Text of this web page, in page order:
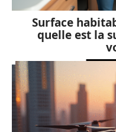
Surface
quelle est la